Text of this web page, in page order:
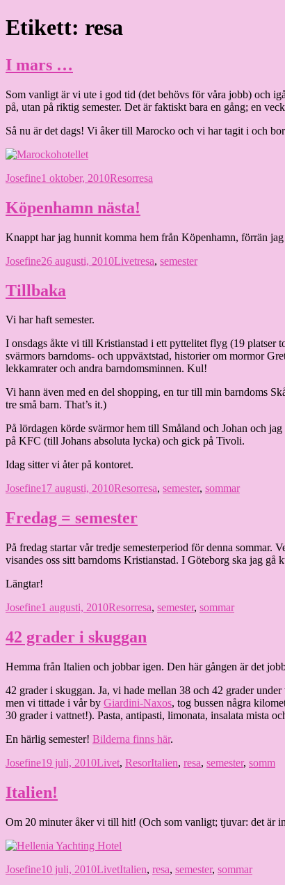
Hoppa
till
Granding.nu
Etikett: resa
I mars …
Som vanligt är vi ute i god tid (det behövs för våra jobb) och
på, utan på riktig semester. Det är faktiskt bara en gång; en
Så nu är det dags! Vi åker till Marocko och vi har tagit i och
Författare
JosefinePublicerat
1 oktober, 2010Kategorier
ResorEtiketter
resa
Köpenhamn nästa!
Knappt har jag hunnit komma hem från Köpenhamn, förrän
Författare
JosefinePublicerat
26 augusti, 2010Kategorier
LivetEtiketter
resa, semester
Tillbaka
Vi har haft semester.
I onsdags åkte vi till Kristianstad i ett pyttelitet flyg (19 platser
svärmors barndoms- och uppväxtstad, historier om mormor
lekkamrater och andra barndomsminnen. Kul!
Vi hann även med en del shopping, en tur till min barndoms
tre små barn. That’s it.)
På lördagen körde svärmor hem till Småland och Johan och
på KFC (till Johans absoluta lycka) och gick på Tivoli.
Idag sitter vi åter på kontoret.
Författare
JosefinePublicerat
17 augusti, 2010Kategorier
ResorEtiketter
resa, semester, sommar
Fredag = semester
På fredag startar vår tredje semesterperiod för denna
visandes oss sitt barndoms Kristianstad. I Göteborg ska jag
Längtar!
Författare
JosefinePublicerat
1 augusti, 2010Kategorier
ResorEtiketter
resa, semester, sommar
42 grader i skuggan
Hemma från Italien och jobbar igen. Den här gången är det
42 grader i skuggan. Ja, vi hade mellan 38 och 42 grader
men vi tittade i vår by Giardini-Naxos, tog bussen några
30 grader i vattnet!). Pasta, antipasti, limonata, insalata mista
En härlig semester! Bilderna finns här.
Författare
JosefinePublicerat
19 juli, 2010Kategorier
Livet, ResorEtiketter
Italien, resa, semester, somm
Italien!
Om 20 minuter åker vi till hit! (Och som vanligt; tjuvar: det är
Författare
JosefinePublicerat
10 juli, 2010Kategorier
LivetEtiketter
Italien, resa, semester, sommar